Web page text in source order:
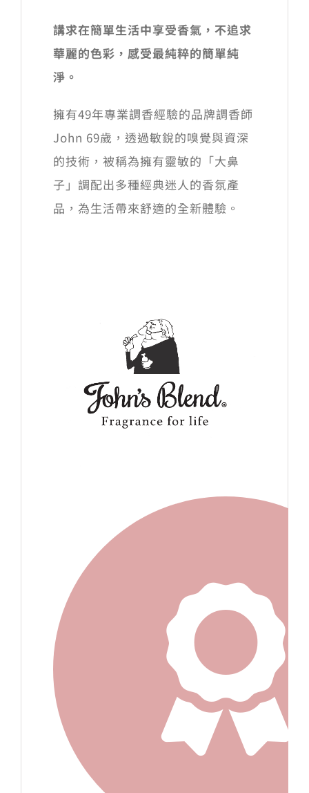
講求在簡單生活中享受香氣，不追求
華麗的色彩，感受最純粹的簡單純
淨。
擁有49年專業調香經驗的品牌調香師
John 69歲，透過敏銳的嗅覺與資深
的技術，被稱為擁有靈敏的「大鼻
子」調配出多種經典迷人的香氛產
品，為生活帶來舒適的全新體驗。